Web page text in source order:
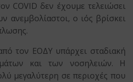
COVID δεν έχουμε τελειώσει
ο ιός βρίσκει
τον ΕΟΔΥ υπάρχει σταδιακή
και των νοσηλειών. Η
μεγαλύτερη σε περιοχές που